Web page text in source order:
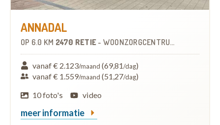
ANNADAL
OP 6.0 KM 2470 RETIE - WOONZORGCENTRUM (WZC)
vanaf € 2.123/maand (69,81/dag)
vanaf € 1.559/maand (51,27/dag)
10 foto's
video
meer informatie